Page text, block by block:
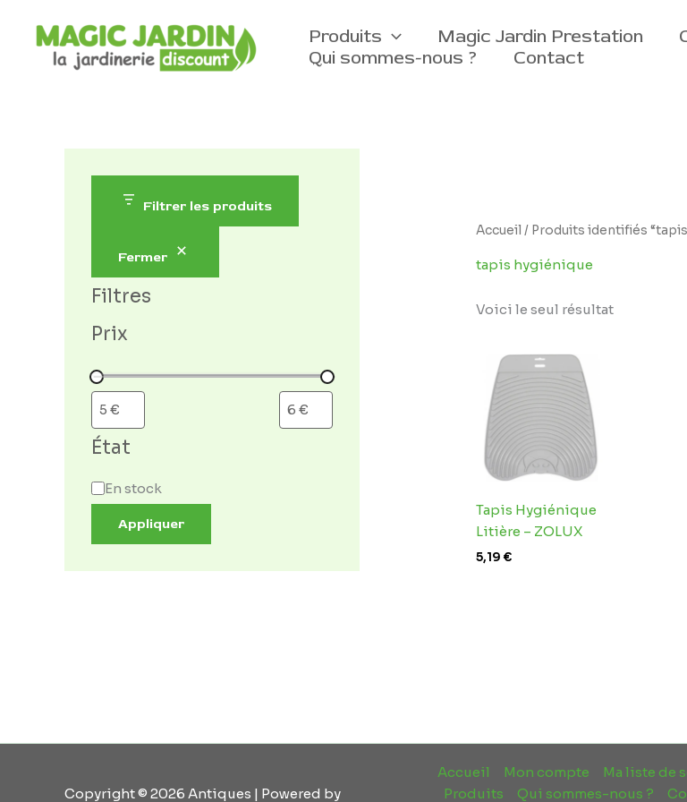
contenu
Produits Magic Jardin Prestation
Qui sommes-nous ?
Contact
Filtrer les produits
Fermer
Filtres
Prix
État
i
s
n
i
i
t
é
En stock
Appliquer
Accueil / Produits identifiés
tapis hygiénique
Voici le seul résultat
Tapis Hygiénique
Litière – ZOLUX
5,19€
Copyright © 2026 Antiques | Powered by
Accueil Mon compte
Ma liste de
Produits
Qui sommes-nous ?